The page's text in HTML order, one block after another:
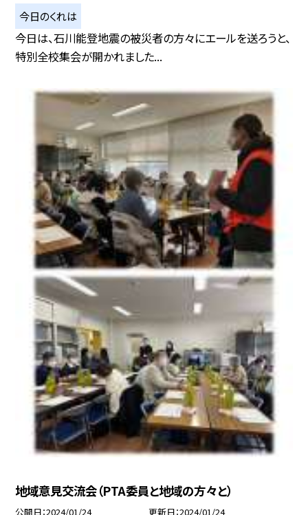
今日のくれは
今日は、石川能登地震の被災者の方々にエールを送ろうと、
特別全校集会が開かれました...
地域意見交流会（PTA委員と地域の方々と）
公開日 2024/01/24 更新日 2024/01/24